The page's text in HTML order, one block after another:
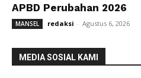
APBD Perubahan 2026
MANSEL redaksi - Agustus 6, 2026
MEDIA SOSIAL KAMI